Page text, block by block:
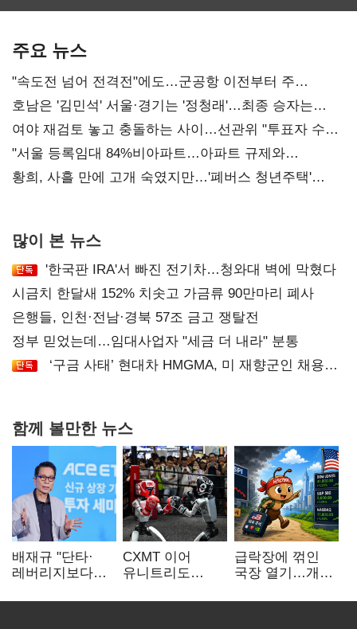
주요 뉴스
"속도전 넘어 전격전"에도…군공항 이전부터 주
52시간까지 '뇌관'
호남은 '김민석' 서울·경기는 '정청래'…최종 승자는
'안갯속'
여야 재검토 놓고 충돌하는 사이…선관위 "투표자 수
오차 당연"
"서울 등록임대 84%비아파트…아파트 규제와
달리해야"
황희, 사흘 만에 고개 숙였지만…'폐버스 청년주택'
많이 본 뉴스
'한국판 IRA'서 빠진 전기차…청와대 벽에 막혔다
시금치 한달새 152% 치솟고 가금류 90만마리 폐사
은행들, 인천·전남·경북 57조 금고 쟁탈전
정부 믿었는데…임대사업자 "세금 더 내라" 분통
‘구금 사태’ 현대차 HMGMA, 미 재향군인 채용
함께 볼만한 뉴스
배재규 "단타·
레버리지보다
장기투자…
CXMT 이어
유니트리도
영향 '촉각'
급락장에 꺾인
국장 열기…개인
해외로